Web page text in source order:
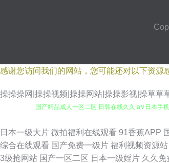
感谢您访问我们的网站，您可能还对以下资源
操操操网|操操视频|操操网站|操操影视|操草草
国产精品成人一区二区 日韩在线久久 a∨日本手
2019国产电影 91熊猫传媒官网入口 bt种子搜索
日本一级大片 微拍福利在线观看 91香蕉APP
综合在线观看 国产免费一级片 福利视频资源站
3级抢网站 国产一区二区 日本一级婬片 久久免